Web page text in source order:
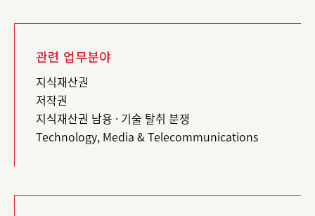
관련 업무분야
지식재산권
저작권
지식재산권 남용 · 기술 탈취 분쟁
Technology, Media & Telecommunications